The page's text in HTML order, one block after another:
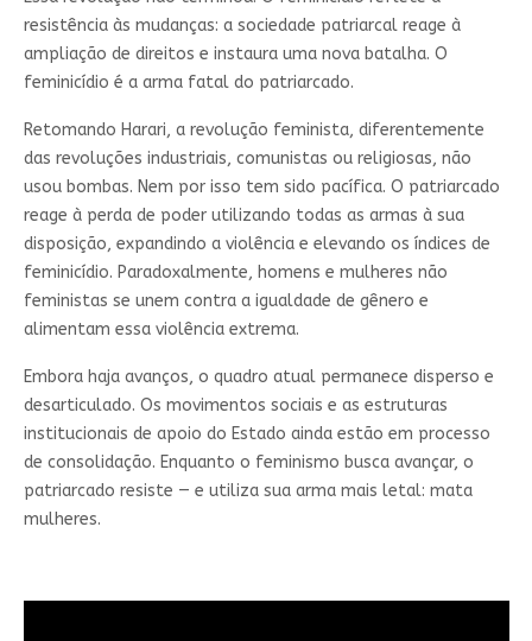
resistência às mudanças: a sociedade patriarcal reage à
ampliação de direitos e instaura uma nova batalha. O
feminicídio é a arma fatal do patriarcado.
Retomando Harari, a revolução feminista, diferentemente
das revoluções industriais, comunistas ou religiosas, não
usou bombas. Nem por isso tem sido pacífica. O patriarcado
reage à perda de poder utilizando todas as armas à sua
disposição, expandindo a violência e elevando os índices de
feminicídio. Paradoxalmente, homens e mulheres não
feministas se unem contra a igualdade de gênero e
alimentam essa violência extrema.
Embora haja avanços, o quadro atual permanece disperso e
desarticulado. Os movimentos sociais e as estruturas
institucionais de apoio do Estado ainda estão em processo
de consolidação. Enquanto o feminismo busca avançar, o
patriarcado resiste — e utiliza sua arma mais letal: mata
mulheres.